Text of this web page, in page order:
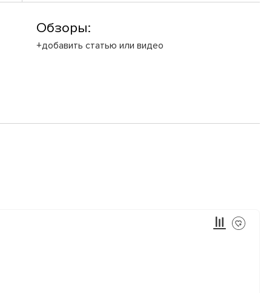
Обзоры:
+добавить статью или видео